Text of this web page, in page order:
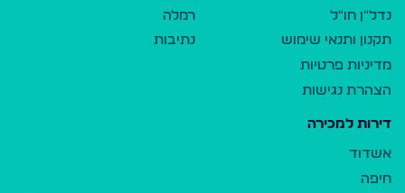
נדל"ן חו"ל
תקנון ותנאי שימוש
מדיניות פרטיות
הצהרת נגישות
רמלה
נתיבות
דירות למכירה
אשדוד
חיפה